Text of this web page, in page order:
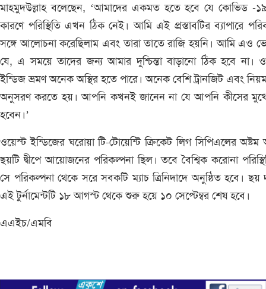
মাহমুদউল্লাহ বলেছেন, ‘আমাদের একমত হতে হবে যে কোভিড -
কারণে পরিস্থিতি এখন ঠিক নেই। আমি এই প্রস্তাবটির ব্যাপারে
সঙ্গে আলোচনা করেছিলাম এবং তারা তাতে রাজি হয়নি। আমি এও
যে, এ সময়ে তাদের জন্য আমার দুশ্চিন্তা বাড়ানো ঠিক হবে না।
ইন্ডিজ ভ্রমণ অনেক অস্থির হতে পারে। অনেক বেশি ট্রানজিট এবং
অনুসরণ করতে হয়। আপনি কখনই জানেন না যে আপনি কীসের
হবেন।’
ওয়েস্ট ইন্ডিজের ঘরোয়া টি-টোয়েন্টি ক্রিকেট লিগ সিপিএলের
ছয়টি দ্বীপে আয়োজনের পরিকল্পনা ছিল। তবে বৈশ্বিক করোনা
সে পরিকল্পনা থেকে সরে সবকটি ম্যাচ ত্রিনিদাদে অনুষ্ঠিত হবে। ছয়
এই টুর্নামেন্টটি ১৮ আগস্ট থেকে শুরু হয়ে ১০ সেপ্টেম্বর শেষ হবে।
এএইচ/এমবি